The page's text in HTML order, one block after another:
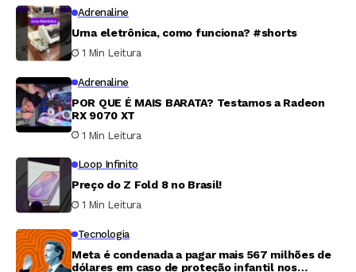
Adrenaline
Urna eletrônica, como funciona? #shorts
1 Min Leitura
Adrenaline
POR QUE É MAIS BARATA? Testamos a Radeon
RX 9070 XT
1 Min Leitura
Loop Infinito
Preço do Z Fold 8 no Brasil!
1 Min Leitura
Tecnologia
Meta é condenada a pagar mais 567 milhões de
dólares em caso de proteção infantil nos